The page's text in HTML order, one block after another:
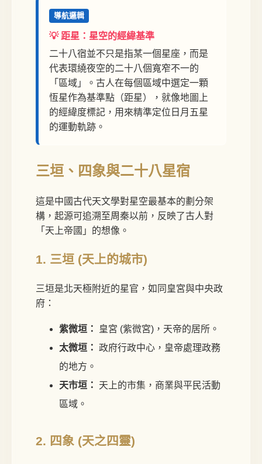
導航邏輯
💡 距星：星空的經緯基準
二十八宿並不只是指某一個星座，而是
代表環繞夜空的二十八個寬窄不一的
「區域」。古人在每個區域中選定一顆
恆星作為基準點（距星），就像地圖上
的經緯度標記，用來精準定位日月五星
的運動軌跡。
三垣、四象與二十八星宿
這是中國古代天文學對星空最基本的劃分架
構，起源可追溯至周秦以前，反映了古人對
「天上帝國」的想像。
1. 三垣 (天上的城市)
三垣是北天極附近的星官，如同皇宮與中央政
府：
紫微垣：
皇宮 (紫微宮)，天帝的居所。
太微垣： 政府行政中心，皇帝處理政務
的地方。
天市垣：
天上的市集，商業與平民活動
區域。
2. 四象 (天之四靈)